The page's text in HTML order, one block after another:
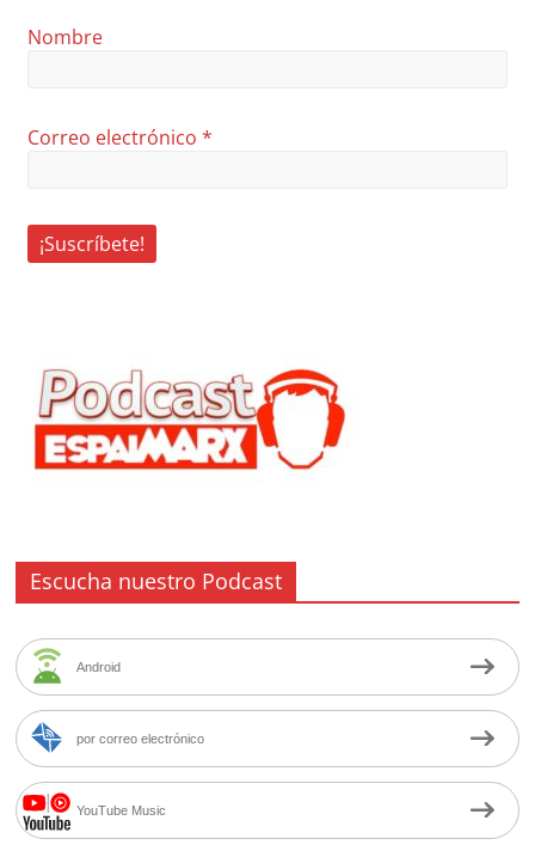
Nombre
Correo electrónico*
Escucha nuestro Podcast
Android
por correo electrónico
YouTube Music